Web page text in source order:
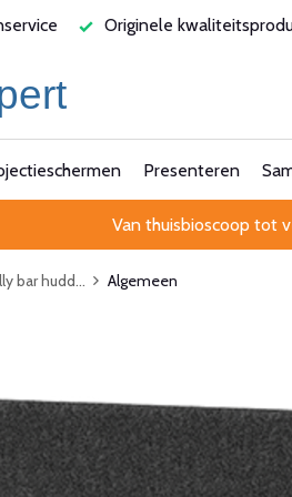
kwaliteitsproducten
Presenteren
Van thuisbioscoop tot
bar hudd... Algemeen